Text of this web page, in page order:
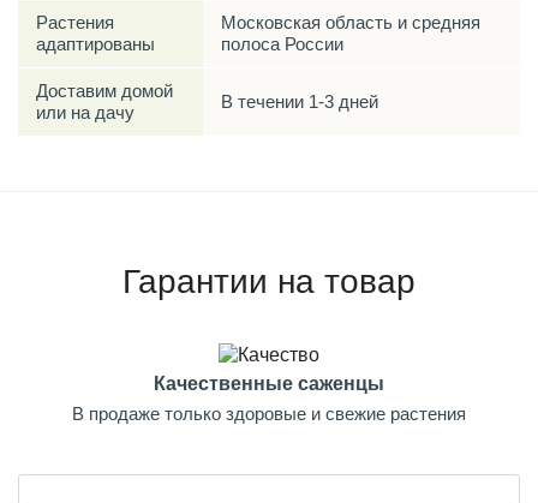
Растения
адаптированы
Московская область и средняя
полоса России
Доставим домой
или на дачу
В течении 1-3 дней
Гарантии на товар
Качественные саженцы
В продаже только здоровые и свежие растения